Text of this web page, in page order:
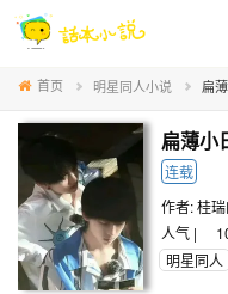
首页 明星同人小说 扁
扁薄小
连载
作者:桂
人气 |
明星同人